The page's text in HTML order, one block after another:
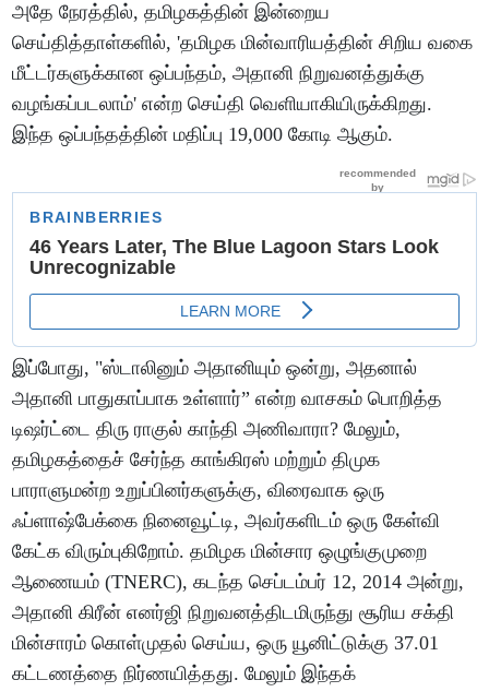
அதே நேரத்தில், தமிழகத்தின் இன்றைய
செய்தித்தாள்களில், 'தமிழக மின்வாரியத்தின் சிறிய வகை
மீட்டர்களுக்கான ஒப்பந்தம், அதானி நிறுவனத்துக்கு
வழங்கப்படலாம்' என்ற செய்தி வெளியாகியிருக்கிறது.
இந்த ஒப்பந்தத்தின் மதிப்பு 19,000 கோடி ஆகும்.
இப்போது, "ஸ்டாலினும் அதானியும் ஒன்று, அதனால்
அதானி பாதுகாப்பாக உள்ளார்” என்ற வாசகம் பொறித்த
டிஷர்ட்டை திரு ராகுல் காந்தி அணிவாரா? மேலும்,
தமிழகத்தைச் சேர்ந்த காங்கிரஸ் மற்றும் திமுக
பாராளுமன்ற உறுப்பினர்களுக்கு, விரைவாக ஒரு
ஃப்ளாஷ்பேக்கை நினைவூட்டி, அவர்களிடம் ஒரு கேள்வி
கேட்க விரும்புகிறோம். தமிழக மின்சார ஒழுங்குமுறை
ஆணையம் (TNERC), கடந்த செப்டம்பர் 12, 2014 அன்று,
அதானி கிரீன் எனர்ஜி நிறுவனத்திடமிருந்து சூரிய சக்தி
மின்சாரம் கொள்முதல் செய்ய, ஒரு யூனிட்டுக்கு 37.01
கட்டணத்தை நிர்ணயித்தது. மேலும் இந்தக்